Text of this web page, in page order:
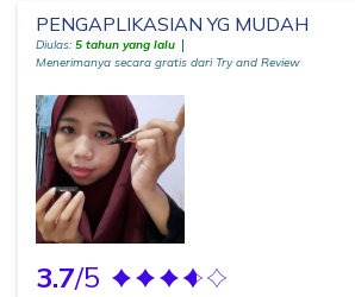
PENGAPLIKASIAN YG MUDAH
Diulas: 5 tahun yang lalu
Menerimanya secara gratis dari Try and Review
3.7/5